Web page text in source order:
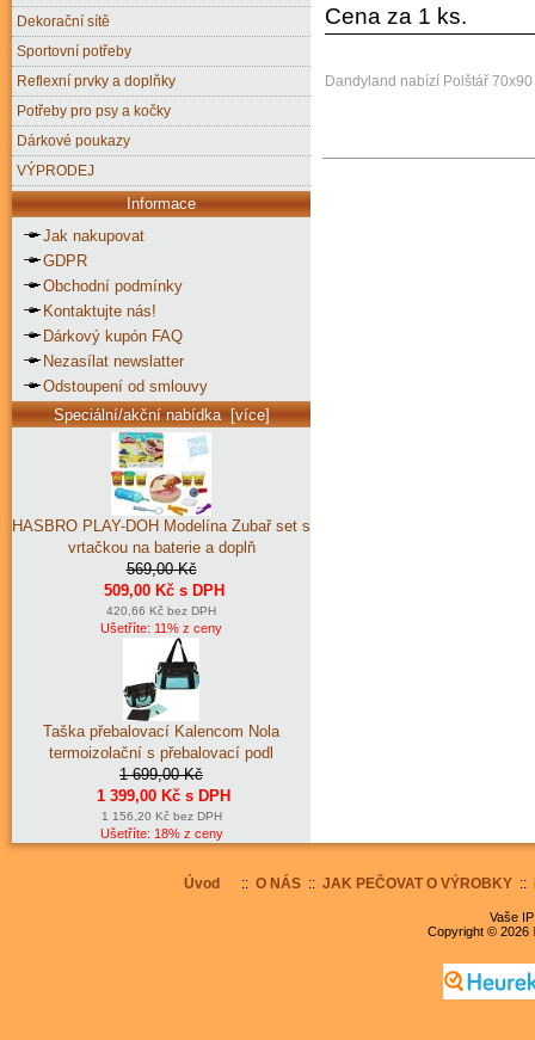
Cena za 1 ks.
Dandyland nabízí Polštář
Dekorační sítě
Sportovní potřeby
Reflexní prvky a doplňky
Potřeby pro psy a kočky
Dárkové poukazy
VÝPRODEJ
Informace
Jak nakupovat
GDPR
Obchodní podmínky
Kontaktujte nás!
Dárkový kupón FAQ
Nezasílat newslatter
Odstoupení od smlouvy
Speciální/akční nabídka [více]
HASBRO PLAY-DOH Modelína Zubař set s
vrtačkou na baterie a doplň
569,00 Kč
509,00 Kč s DPH
420,66 Kč bez DPH
Ušetříte: 11% z ceny
Taška přebalovací Kalencom Nola
termoizolační s přebalovací podl
1 699,00 Kč
1 399,00 Kč s DPH
1 156,20 Kč bez DPH
Ušetříte: 18% z ceny
Úvod :: O NÁS:: JAK PEČOVAT O VÝROBKY::
Vaše
Copyright © 2026